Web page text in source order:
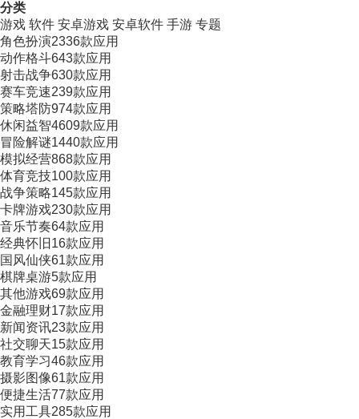
分类
游戏 软件 安卓游戏 安卓软件 手游 专题
角色扮演2336款应用
动作格斗643款应用
射击战争630款应用
赛车竞速239款应用
策略塔防974款应用
休闲益智4609款应用
冒险解谜1440款应用
模拟经营868款应用
体育竞技100款应用
战争策略145款应用
卡牌游戏230款应用
音乐节奏64款应用
经典怀旧 16款应用
国风仙侠61款应用
棋牌桌游5款应用
其他游戏69款应用
金融理财17款应用
新闻资讯23款应用
社交聊天15款应用
教育学习46款应用
摄影图像61款应用
便捷生活77款应用
实用工具285款应用